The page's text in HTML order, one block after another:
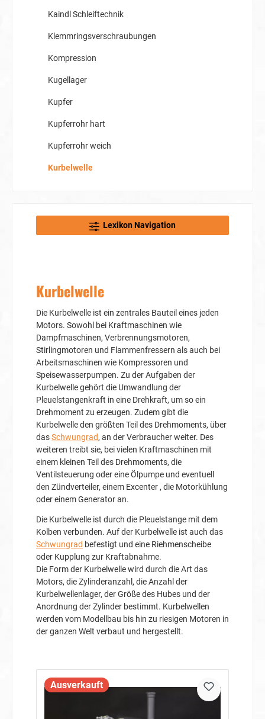
Kaindl Schleiftechnik
Klemmringsverschraubungen
Kompression
Kugellager
Kupfer
Kupferrohr hart
Kupferrohr weich
Kurbelwelle
Lexikon Navigation
Kurbelwelle
Die Kurbelwelle ist ein zentrales Bauteil eines jeden
Motors. Sowohl bei Kraftmaschinen wie
Dampfmaschinen, Verbrennungsmotoren,
Stirlingmotoren und Flammenfressern als auch bei
Arbeitsmaschinen wie Kompressoren und
Speisewasserpumpen. Zu der Aufgaben der
Kurbelwelle gehört die Umwandlung der
Pleuelstangenkraft in eine Drehkraft, um so ein
Drehmoment zu erzeugen. Zudem gibt die
Kurbelwelle den größten Teil des Drehmoments, über
dasSchwungrad, an der Verbraucher weiter. Des
weiteren treibt sie, bei vielen Kraftmaschinen mit
einem kleinen Teil des Drehmoments, die
Ventilsteuerung oder eine Ölpumpe und eventuell
den Zündverteiler, einem Excenter , die Motorkühlung
oder einem Generator an.
Die Kurbelwelle ist durch die Pleuelstange mit dem
Kolben verbunden. Auf der Kurbelwelle ist auch das
Schwungrad befestigt und eine Riehmenscheibe
oder Kupplung zur Kraftabnahme.
Die Form der Kurbelwelle wird durch die Art das
Motors, die Zylinderanzahl, die Anzahl der
Kurbelwellenlager, der Größe des Hubes und der
Anordnung der Zylinder bestimmt. Kurbelwellen
werden vom Modellbau bis hin zu riesigen Motoren in
der ganzen Welt verbaut und hergestellt.
Ausverkauft